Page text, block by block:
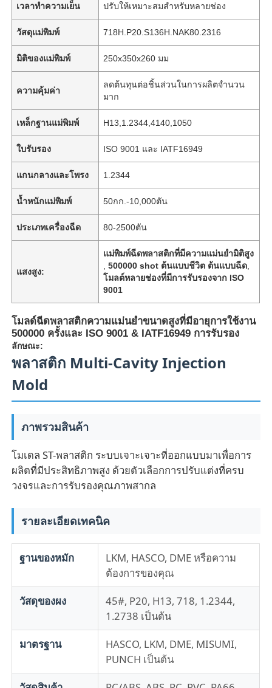
บ้าน
เกี่ยวกับเรา
ทัวร์โรงงาน
ควบคุมคุณภาพ
ติดต่อเรา
ข่าว
ขออ้าง
แม่พิมพ์ชิ้นส่วนรถยนต์
เวลาทำความเย็น ปรับให้เหมาะสมสำหรับหลายช่อง
วัสดุแม่พิมพ์ 718H.P20.S136H.NAK80.2316
มิติของแม่พิมพ์ 250x350x260 มม
ความคุ้มค่า
ลดต้นทุนต่อชิ้นส่วนในการผลิตจำนวน
มาก
เหล็กฐานแม่พิมพ์ H13,1.2344,4140,1050
ใบรับรอง ISO 9001 และ IATF16949
แกนกลางและโพรง 1.2344
น้ำหนักแม่พิมพ์ 50กก.-10,000ตัน
ประเภทเครื่องฉีด 80-2500ตัน
แสงสูง:
แม่พิมพ์ฉีดพลาสติกที่มีความแม่นยำมิติสูง
,500000 shot ต้นแบบชีวิต ต้นแบบฉีด
โมลต์หลายช่องที่มีการรับรองจาก ISO
9001
โมลด์ฉีดพลาสติกความแม่นยําขนาดสูงที่มีอายุการใช้งาน
500000 ครั้งและ ISO 9001 & IATF16949 การรับรอง
ลักษณะ:
พลาสติก Multi-Cavity Injection
Mold
ภาพรวมสินค้า
โมเดล ST-พลาสติก ระบบเจาะเจาะที่ออกแบบมาเพื่อการ
ผลิตที่มีประสิทธิภาพสูง ด้วยตัวเลือกการปรับแต่งที่ครบ
วงจรและการรับรองคุณภาพสากล
รายละเอียดเทคนิค
ฐานของหมัก
LKM, HASCO, DME หรือความ
ต้องการของคุณ
วัสดุของผง
45#, P20, H13, 718, 1.2344,
1.2738 เป็นต้น
มาตรฐาน
HASCO, LKM, DME, MISUMI,
PUNCH เป็นต้น